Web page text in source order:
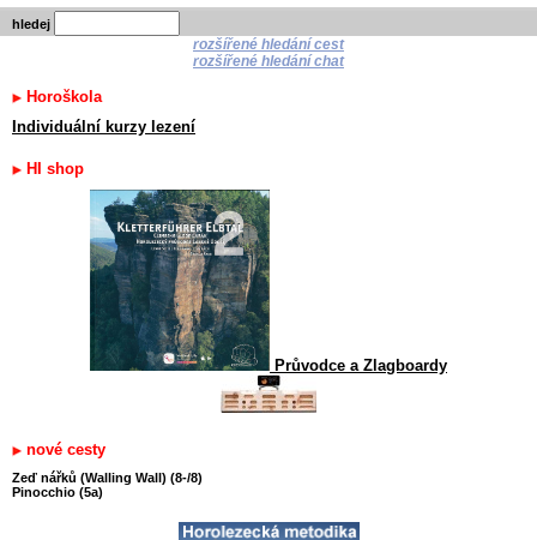
hledej
rozšířené hledání cest
rozšířené hledání chat
Horoškola
Individuální kurzy lezení
HI shop
Průvodce a Zlagboardy
nové cesty
Zeď nářků (Walling Wall) (8-/8)
Pinocchio (5a)